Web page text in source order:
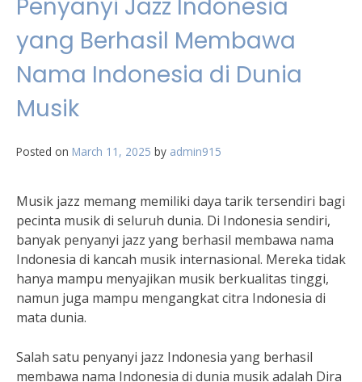
Penyanyi Jazz Indonesia
yang Berhasil Membawa
Nama Indonesia di Dunia
Musik
Posted on March 11, 2025 by admin915
Musik jazz memang memiliki daya tarik tersendiri bagi
pecinta musik di seluruh dunia. Di Indonesia sendiri,
banyak penyanyi jazz yang berhasil membawa nama
Indonesia di kancah musik internasional. Mereka tidak
hanya mampu menyajikan musik berkualitas tinggi,
namun juga mampu mengangkat citra Indonesia di
mata dunia.
Salah satu penyanyi jazz Indonesia yang berhasil
membawa nama Indonesia di dunia musik adalah Dira